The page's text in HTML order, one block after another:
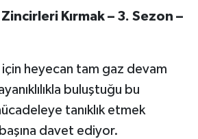
Kırmak – 3. Sezon –
için heyecan tam gaz devam
buluştuğu bu
tanıklık etmek
davet ediyor.